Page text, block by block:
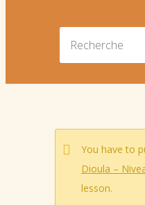
You have to
Dioula –
lesson.